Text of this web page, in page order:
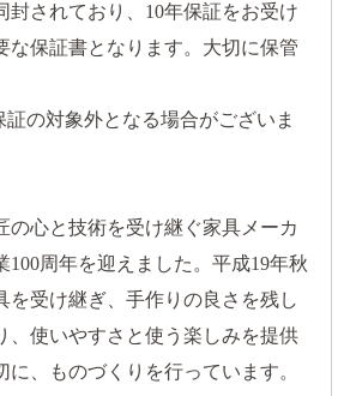
封されており、10年保証をお受け
な保証書となります。大切に保管
の対象外となる場合がございま
の心と技術を受け継ぐ家具メーカ
100周年を迎えました。平成19年秋
を受け継ぎ、手作りの良さを残し
、使いやすさと使う楽しみを提供
、ものづくりを行っています。